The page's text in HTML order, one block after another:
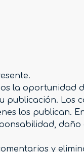
la
publicación. Los
los publican.
y